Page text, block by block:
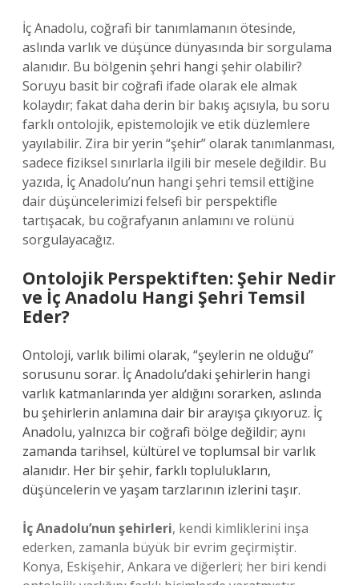
İç Anadolu, coğrafi bir tanımlamanın ötesinde,
aslında varlık ve düşünce dünyasında bir sorgulama
alanıdır. Bu bölgenin şehri hangi şehir olabilir?
Soruyu basit bir coğrafi ifade olarak ele almak
kolaydır; fakat daha derin bir bakış açısıyla, bu soru
farklı ontolojik, epistemolojik ve etik düzlemlere
yayılabilir. Zira bir yerin “şehir” olarak tanımlanması,
sadece fiziksel sınırlarla ilgili bir mesele değildir. Bu
yazıda, İç Anadolu’nun hangi şehri temsil ettiğine
dair düşüncelerimizi felsefi bir perspektifle
tartışacak, bu coğrafyanın anlamını ve rolünü
sorgulayacağız.
Ontolojik Perspektiften: Şehir Nedir
ve İç Anadolu Hangi Şehri Temsil
Eder?
Ontoloji, varlık bilimi olarak, “şeylerin ne olduğu”
sorusunu sorar. İç Anadolu’daki şehirlerin hangi
varlık katmanlarında yer aldığını sorarken, aslında
bu şehirlerin anlamına dair bir arayışa çıkıyoruz. İç
Anadolu, yalnızca bir coğrafi bölge değildir; aynı
zamanda tarihsel, kültürel ve toplumsal bir varlık
alanıdır. Her bir şehir, farklı toplulukların,
düşüncelerin ve yaşam tarzlarının izlerini taşır.
İç Anadolu’nun şehirleri, kendi kimliklerini inşa
ederken, zamanla büyük bir evrim geçirmiştir.
Konya, Eskişehir, Ankara ve diğerleri; her biri kendi